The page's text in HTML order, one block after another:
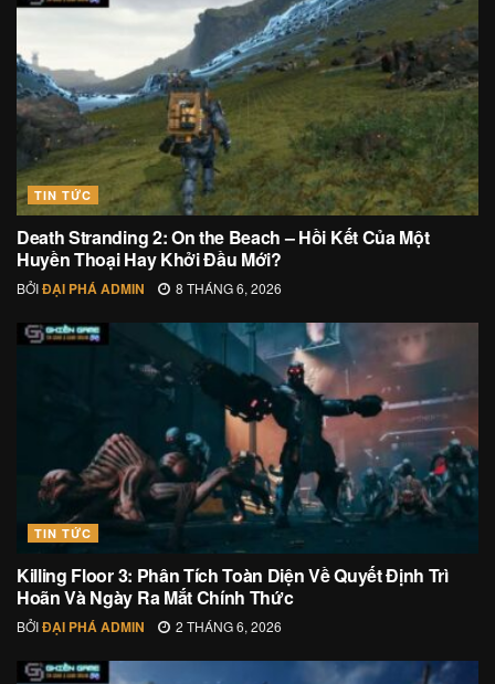
TIN TỨC
Death Stranding 2: On the Beach – Hồi Kết Của Một
Huyền Thoại Hay Khởi Đầu Mới?
BỞIĐẠI PHÁ ADMIN 8 THÁNG 6, 2026
TIN TỨC
Killing Floor 3: Phân Tích Toàn Diện Về Quyết Định Trì
Hoãn Và Ngày Ra Mắt Chính Thức
BỞIĐẠI PHÁ ADMIN 2 THÁNG 6, 2026